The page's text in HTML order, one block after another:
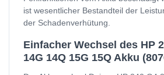
ist wesentlicher Bestandteil der
der Schadenverhütung.
Einfacher Wechsel des HP
14G 14Q 15G 15Q Akku